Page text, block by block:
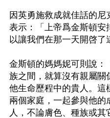
因英勇施救成就佳話的
表示：「上帝爲金斯頓安
以讓我們在那一天開啓了
金斯頓的媽媽妮可則說：
族之間，就算沒有親屬關
他生命歷程中的貴人。這
兩個家庭，一起參與他的
人，不論膚色、種族或